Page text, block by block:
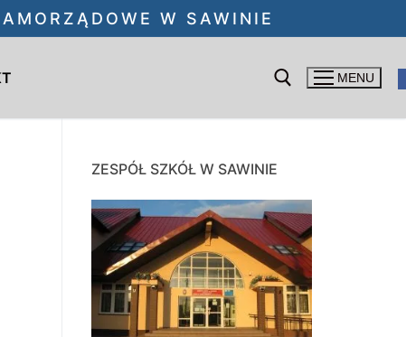
W SAWINIE
MENU
ZESPÓŁ SZKÓŁ W SAWINIE